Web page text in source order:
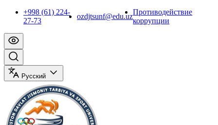
+998 (61) 224-
27-73
ozdjtsunf@edu.uz
Противодействие
коррупции
Русский